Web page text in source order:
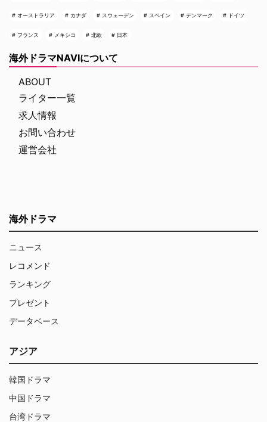
オーストラリア カナダ スウェーデン スペイン デンマーク ドイツ
フランス メキシコ 北欧 日本
海外ドラマNAVIについて
ABOUT
ライター一覧
求人情報
お問い合わせ
運営会社
海外ドラマ
ニュース
レコメンド
ランキング
プレゼント
データベース
アジア
韓国ドラマ
中国ドラマ
台湾ドラマ